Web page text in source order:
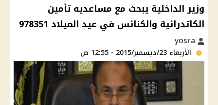
وزير الداخلية يبحث مع مساعديه تأمين
الكاتدرائية والكنائس في عيد الميلاد 978351
الأربعاء 23/ديسمبر/2015 - 12:55 ص